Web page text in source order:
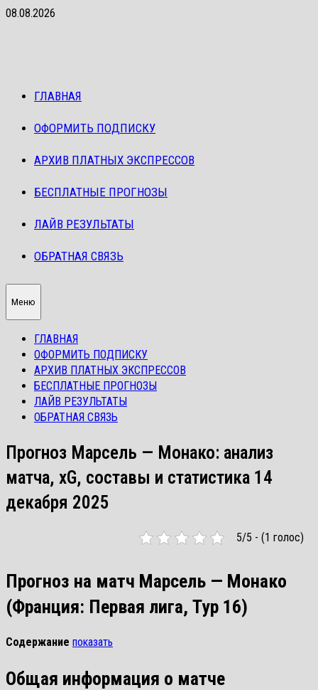
Перейти
08.08.2026
ГЛАВНАЯ
ОФОРМИТЬ ПОДПИСКУ
АРХИВ ПЛАТНЫХ ЭКСПРЕССОВ
БЕСПЛАТНЫЕ ПРОГНОЗЫ
ЛАЙВ РЕЗУЛЬТАТЫ
ОБРАТНАЯ СВЯЗЬ
Меню
ГЛАВНАЯ
ОФОРМИТЬ ПОДПИСКУ
АРХИВ ПЛАТНЫХ ЭКСПРЕССОВ
БЕСПЛАТНЫЕ ПРОГНОЗЫ
ЛАЙВ РЕЗУЛЬТАТЫ
ОБРАТНАЯ СВЯЗЬ
Прогноз Марсель — Монако: анализ
матча, xG, составы и статистика 14
декабря 2025
5/5 - (1 голос)
Прогноз на матч Марсель — Монако
(Франция: Первая лига, Тур 16)
Содержание показать
Общая информация о матче